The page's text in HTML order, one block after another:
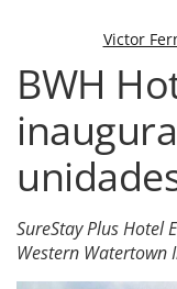
Victor
BWH
SureStay Plus Hotel
Western Watertown